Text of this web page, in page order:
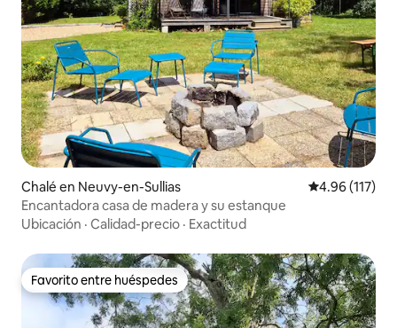
Chalé en Neuvy-en-Sullias Calificación
4.96 (117)
Encantadora casa de madera y su estanque
Ubicación · Calidad-precio · Exactitud
Favorito entre huéspedes
Favorito entre huéspedes